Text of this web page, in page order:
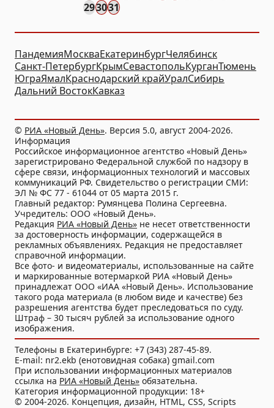
293031
ПандемияМоскваЕкатеринбургЧелябинск
Санкт-ПетербургКрымСевастопольКурганТюмень
ЮграЯмалКраснодарский крайУралСибирь
Дальний ВостокКавказ
© РИА «Новый День». Версия 5.0, август 2004-2026.
Информация
Российское информационное агентство «Новый День»
зарегистрировано Федеральной службой по надзору в
сфере связи, информационных технологий и массовых
коммуникаций РФ. Свидетельство о регистрации СМИ:
ЭЛ № ФС 77 - 61044 от 05 марта 2015 г.
Главный редактор: Румянцева Полина Сергеевна.
Учредитель: ООО «Новый День».
Редакция РИА «Новый День» не несет ответственности
за достоверность информации, содержащейся в
рекламных объявлениях. Редакция не предоставляет
справочной информации.
Все фото- и видеоматериалы, использованные на сайте
и маркированные вотермаркой РИА «Новый День»
принадлежат ООО «ИАА «Новый День». Использование
такого рода материала (в любом виде и качестве) без
разрешения агентства будет преследоваться по суду.
Штраф – 30 тысяч рублей за использование одного
изображения.
Телефоны в Екатеринбурге: +7 (343) 287-45-89.
E-mail: nr2.ekb (енотовидная собака) gmail.com
При использовании информационных материалов
ссылка на РИА «Новый День» обязательна.
Категория информационной продукции: 18+
© 2004-2026. Концепция, дизайн, HTML, CSS, Scripts